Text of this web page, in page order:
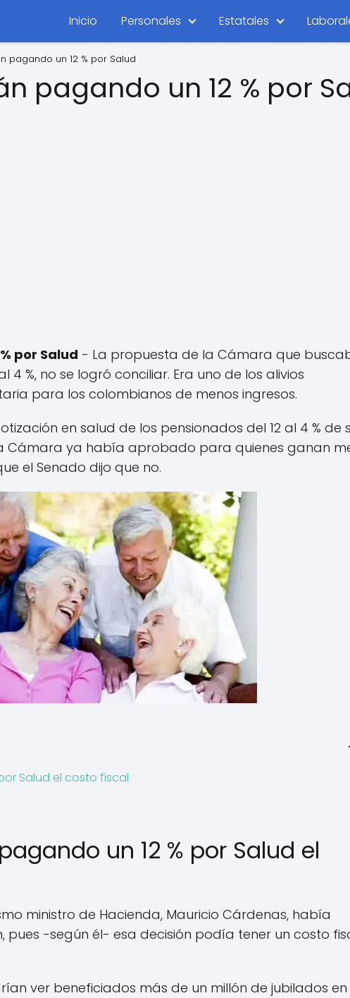
Inicio Personales Estatales
pagando un 12 % por Salud
pagando un 12 % por
por Salud - La propuesta de la Cámara que
%, no se logró conciliar. Era uno de los alivios
para los colombianos de menos ingresos.
en salud de los pensionados del 12 al 4 % de
Cámara ya había aprobado para quienes ganan
el Senado dijo que no.
Salud el costo fiscal
un 12 % por Salud el
ministro de Hacienda, Mauricio Cárdenas, había
pues -según él- esa decisión podía tener un costo
ver beneficiados más de un millón de jubilados en